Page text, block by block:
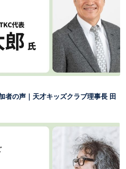
者の声｜天才キッズクラブ理事長 田